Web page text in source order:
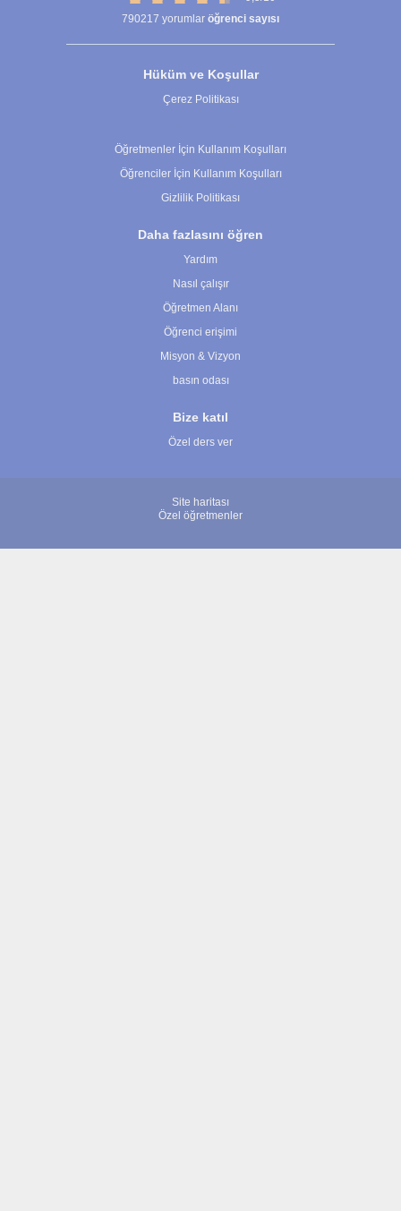
790217 yorumlar öğrenci sayısı
Hüküm ve Koşullar
Çerez Politikası
Öğretmenler İçin Kullanım Koşulları
Öğrenciler İçin Kullanım Koşulları
Gizlilik Politikası
Daha fazlasını öğren
Yardım
Nasıl çalışır
Öğretmen Alanı
Öğrenci erişimi
Misyon & Vizyon
basın odası
Bize katıl
Özel ders ver
Site haritası
Özel öğretmenler